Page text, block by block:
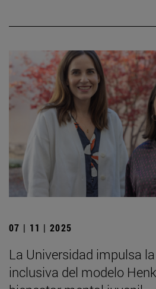
07 | 11 | 2025
La Universidad impulsa
inclusiva del modelo